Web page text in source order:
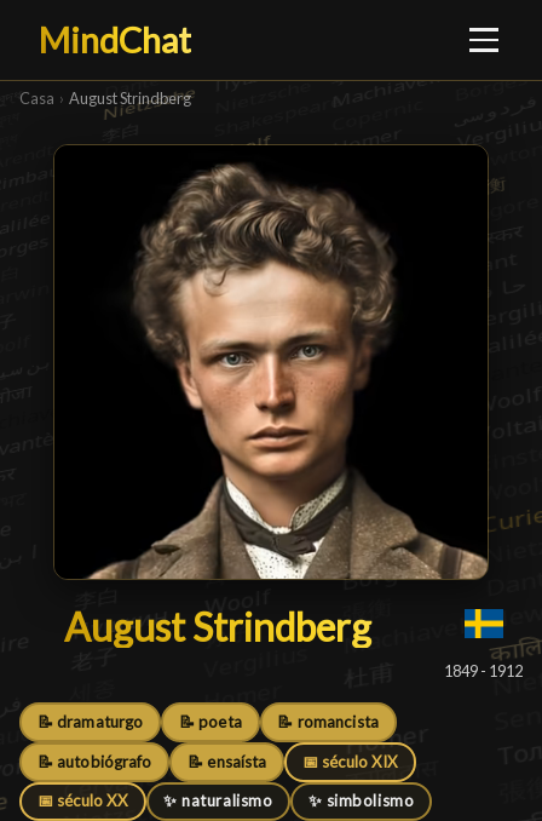
MindChat
Casa › August Strindberg
August Strindberg
August Strindberg█
1849 - 1912
📝 dramaturgo 📝 poeta 📝 romancista
📝 autobiógrafo 📝 ensaísta 📅 século XIX
📅 século XX ✨ naturalismo ✨ simbolismo